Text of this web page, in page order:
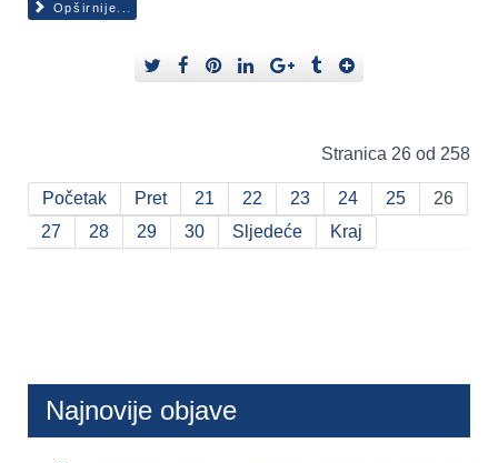
Opširnije...
Stranica 26 od 258
Početak Pret 21 22 23 24 25
26
27
28 29 30 Sljedeće Kraj
Najnovije objave